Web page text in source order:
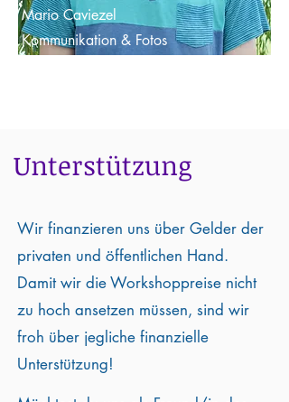
Mario Caviezel
Kommunikation & Fotos
Unterstützung
Wir finanzieren uns über Gelder der
privaten und öffentlichen Hand.
Damit wir die Workshoppreise nicht
zu hoch ansetzen müssen, sind wir
froh über jegliche finanzielle
Unterstützung!